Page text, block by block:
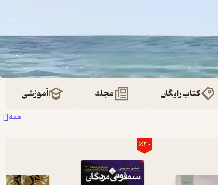
کتاب رایگان مجله آموزشی
همه
٪40